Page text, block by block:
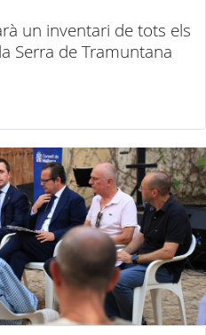
un inventari de tots els
Serra de Tramuntana